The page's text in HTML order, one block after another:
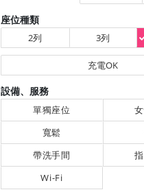
座位種類
2列 3列
充電OK
設備、服務
單獨座位
寬鬆
帶洗手間
Wi-Fi